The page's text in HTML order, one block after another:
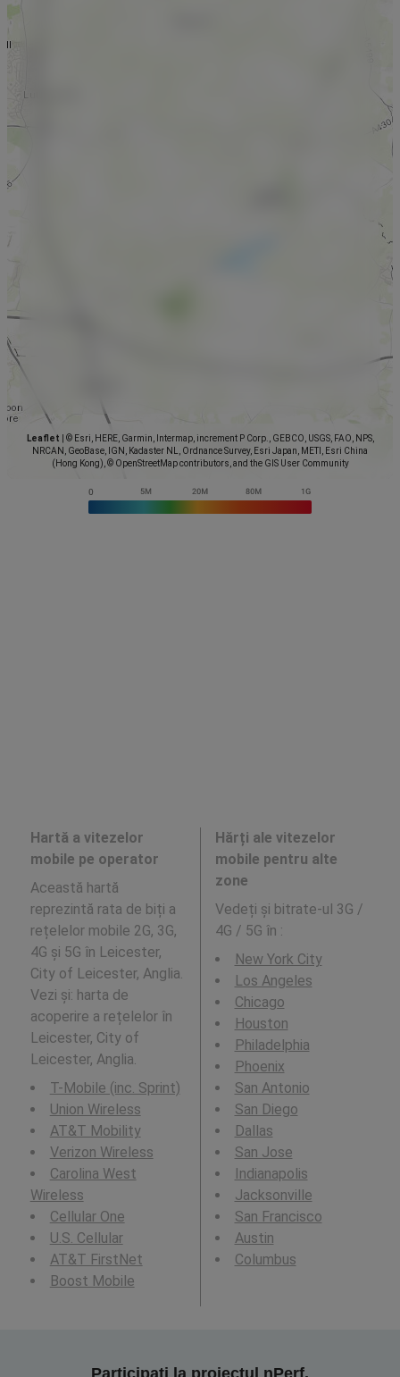
Leaflet
© Esri, HERE, Garmin, Intermap, increment P Corp., GEBCO, USGS, FAO, NPS,
NRCAN, GeoBase, IGN, Kadaster NL, Ordnance Survey, Esri Japan, METI, Esri China
(Hong Kong), © OpenStreetMap contributors, and the GIS User Community
Hartă a vitezelor
mobile pe operator
Această hartă
reprezintă rata de biți a
rețelelor mobile 2G, 3G,
4G și 5G în Leicester,
City of Leicester, Anglia.
Vezi și: harta de
acoperire a rețelelor în
Leicester, City of
Leicester, Anglia.
T-Mobile (inc. Sprint)
Union Wireless
AT&T Mobility
Verizon Wireless
Carolina West
Wireless
Cellular One
U.S. Cellular
AT&T FirstNet
Boost Mobile
Hărți ale vitezelor
mobile pentru alte
zone
Vedeți și bitrate-ul 3G /
4G / 5G în :
New York City
Los Angeles
Chicago
Houston
Philadelphia
Phoenix
San Antonio
San Diego
Dallas
San Jose
Indianapolis
Jacksonville
San Francisco
Austin
Columbus
Participați la proiectul nPerf,